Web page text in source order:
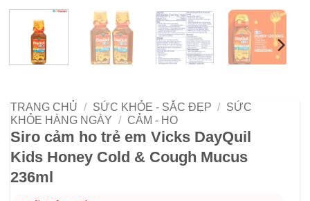
TRANG CHỦ / SỨC KHỎE - SẮC ĐẸP / SỨC
KHỎE HÀNG NGÀY / CẢM - HO
Siro cảm ho trẻ em Vicks DayQuil
Kids Honey Cold & Cough Mucus
236ml